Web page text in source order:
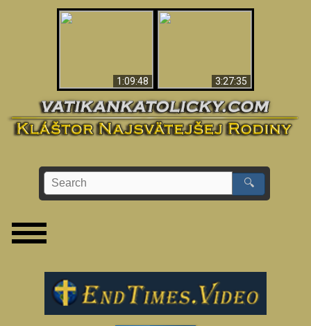
1:09:48 3:27:35
🔍